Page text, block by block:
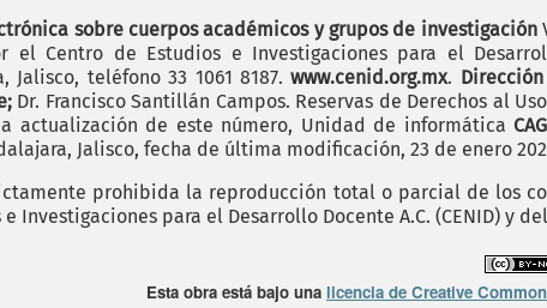
sobre cuerpos académicos y grupos de investigación
el Centro de Estudios e Investigaciones para el
Jalisco, teléfono 33 1061 8187.www.cenid.org.mx.
Dr. Francisco Santillán Campos. Reservas de Derechos al
actualización de este número, Unidad de informática
Jalisco, fecha de última modificación, 23 de enero
prohibida la reproducción total o parcial de los
e Investigaciones para el Desarrollo Docente A.C. (CENID) y
Esta obra está bajo una licencia de Creative